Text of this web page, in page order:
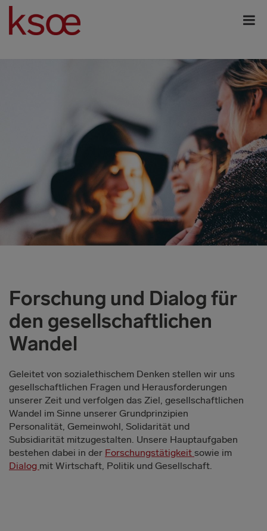
Forschung und Dialog für
den gesellschaftlichen
Wandel
Geleitet von sozialethischem Denken stellen wir uns
gesellschaftlichen Fragen und Herausforderungen
unserer Zeit und verfolgen das Ziel, gesellschaftlichen
Wandel im Sinne unserer Grundprinzipien
Personalität, Gemeinwohl, Solidarität und
Subsidiarität mitzugestalten. Unsere Hauptaufgaben
bestehen dabei in der Forschungstätigkeit sowie im
Dialog mit Wirtschaft, Politik und Gesellschaft.